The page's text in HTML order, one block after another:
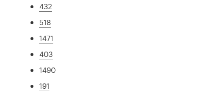
432
518
1471
403
1490
191